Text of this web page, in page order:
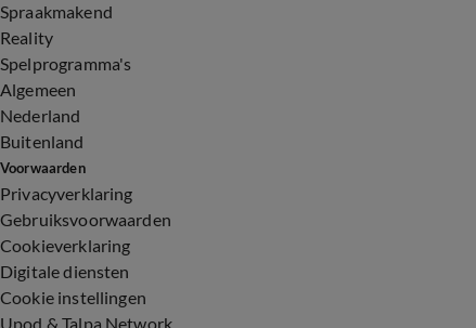
Spraakmakend
Reality
Spelprogramma's
Algemeen
Nederland
Buitenland
Voorwaarden
Privacyverklaring
Gebruiksvoorwaarden
Cookieverklaring
Digitale diensten
Cookie instellingen
Upod & Talpa Network